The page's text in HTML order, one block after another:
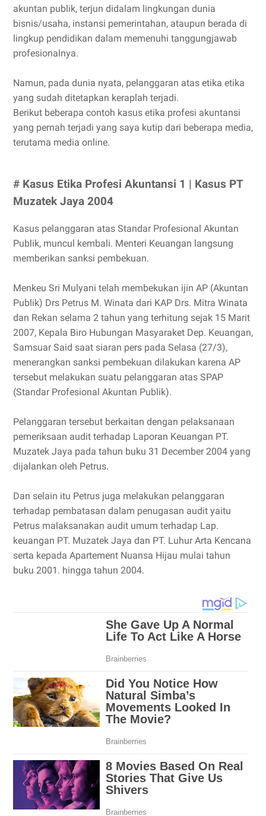
akuntan publik, terjun didalam lingkungan dunia
bisnis/usaha, instansi pemerintahan, ataupun berada di
lingkup pendidikan dalam memenuhi tanggungjawab
profesionalnya.
Namun, pada dunia nyata, pelanggaran atas etika etika
yang sudah ditetapkan keraplah terjadi.
Berikut beberapa contoh kasus etika profesi akuntansi
yang pernah terjadi yang saya kutip dari beberapa media,
terutama media online.
# Kasus Etika Profesi Akuntansi 1 | Kasus PT
Muzatek Jaya 2004
Kasus pelanggaran atas Standar Profesional Akuntan
Publik, muncul kembali. Menteri Keuangan langsung
memberikan sanksi pembekuan.
Menkeu Sri Mulyani telah membekukan ijin AP (Akuntan
Publik) Drs Petrus M. Winata dari KAP Drs. Mitra Winata
dan Rekan selama 2 tahun yang terhitung sejak 15 Marit
2007, Kepala Biro Hubungan Masyaraket Dep. Keuangan,
Samsuar Said saat siaran pers pada Selasa (27/3),
menerangkan sanksi pembekuan dilakukan karena AP
tersebut melakukan suatu pelanggaran atas SPAP
(Standar Profesional Akuntan Publik).
Pelanggaran tersebut berkaitan dengan pelaksanaan
pemeriksaan audit terhadap Laporan Keuangan PT.
Muzatek Jaya pada tahun buku 31 December 2004 yang
dijalankan oleh Petrus.
Dan selain itu Petrus juga melakukan pelanggaran
terhadap pembatasan dalam penugasan audit yaitu
Petrus malaksanakan audit umum terhadap Lap.
keuangan PT. Muzatek Jaya dan PT. Luhur Arta Kencana
serta kepada Apartement Nuansa Hijau mulai tahun
buku 2001. hingga tahun 2004.